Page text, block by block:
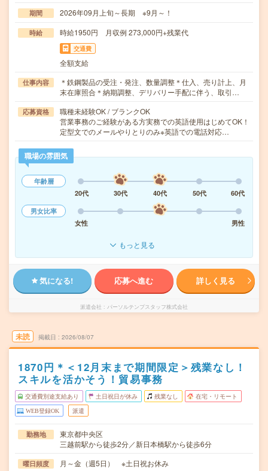
期間 2026年09月上旬～長期 ※9月～！
時給 時給1950円 月収例 273,000円+残業代
交通費
全額支給
仕事内容
＊鉄鋼製品の受注・発注、数量調整＊仕入、売り計上、月
末在庫照合＊納期調整、デリバリー手配に伴う、取引…
応募資格
職種未経験OK / ブランクOK
営業事務のご経験がある方実務での英語使用はじめてOK！
定型文でのメールやりとりのみ※英語での電話対応…
職場の雰囲気
年齢層
20代
30代 40代 50代
60代
男女比率
女性
男性
もっと見る
気になる! 応募へ進む 詳しく見る
派遣会社 パーソルテンプスタッフ株式会社
未読 掲載日 2026/08/07
1870円＊＜12月末まで期間限定＞残業なし！
スキルを活かそう！貿易事務
交通費別途支給あり 土日祝日が休み 残業なし 在宅・リモート
WEB登録OK 派遣
勤務地
東京都中央区
三越前駅から徒歩2分／新日本橋駅から徒歩6分
曜日頻度 月～金（週5日） ※土日祝お休み